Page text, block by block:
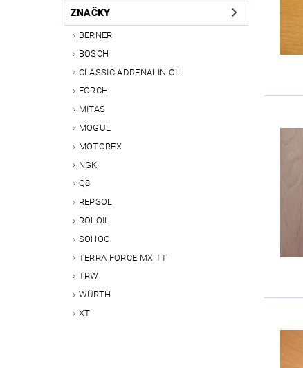
ZNAČKY
BERNER
BOSCH
CLASSIC ADRENALIN OIL
FÖRCH
MITAS
MOGUL
MOTOREX
NGK
Q8
REPSOL
ROLOIL
SOHOO
TERRA FORCE MX TT
TRW
WÜRTH
XT